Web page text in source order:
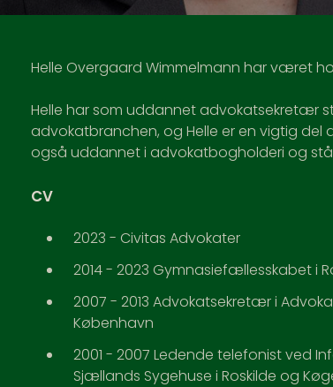
Helle Overgaard Wimmelmann har været
Helle har som uddannet advokatsekretær
advokatbranchen, og Helle er en vigtig del
også uddannet i advokatbogholderi og
CV
2023 - Civitas Advokater
2014 - 2023 Gymnasiefællesskabet i
2007 - 2013 Advokatsekretær i
København
2001 - 2007 Ledende telefonist ved
Sjællands Sygehuse i Roskilde og